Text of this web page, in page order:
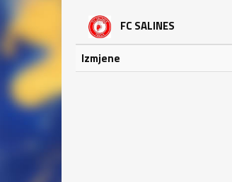
FC SALINES
Izmjene